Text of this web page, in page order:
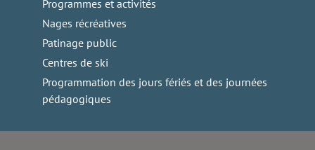
Programmes et activités
Nages récréatives
Patinage public
Centres de ski
Programmation des jours fériés et des journées
pédagogiques